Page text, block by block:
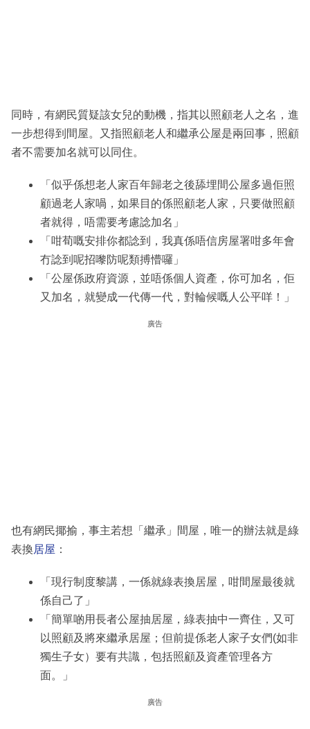
同時，有網民質疑該女兒的動機，指其以照顧老人之名，進
一步想得到間屋。又指照顧老人和繼承公屋是兩回事，照顧
者不需要加名就可以同住。
「似乎係想老人家百年歸老之後舔埋間公屋多過佢照
顧過老人家喎，如果目的係照顧老人家，只要做照顧
者就得，唔需要考慮諗加名」
「咁荀嘅安排你都諗到，我真係唔信房屋署咁多年會
冇諗到呢招嚟防呢類搏懵囉」
「公屋係政府資源，並唔係個人資產，你可加名，佢
又加名，就變成一代傳一代，對輪候嘅人公平咩！」
廣告
也有網民揶揄，事主若想「繼承」間屋，唯一的辦法就是綠
表換居屋 ：
「現行制度黎講，一係就綠表換居屋，咁間屋最後就
係自己了」
「簡單啲用長者公屋抽居屋，綠表抽中一齊住，又可
以照顧及將來繼承居屋；但前提係老人家子女們(如非
獨生子女）要有共識，包括照顧及資產管理各方
面。」
廣告